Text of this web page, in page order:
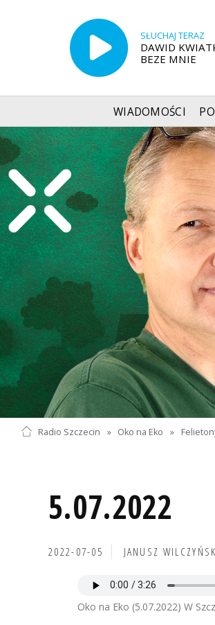
SŁUCHAJ TERAZ
DAWID
BEZE MNIE
WIADOMOŚCI
Radio Szczecin » Oko na Eko »
5.07.2022
2022-07-05 JANUSZ
Oko na Eko (5.07.2022) W